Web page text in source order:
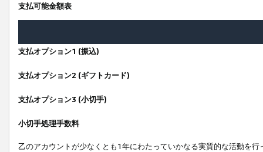
支払可能金額表
支払オプション1 (振込)
支払オプション2 (ギフトカード)
支払オプション3 (小切手)
小切手処理手数料
乙のアカウントが少なくとも1年にわたっていかなる実質的な活動を